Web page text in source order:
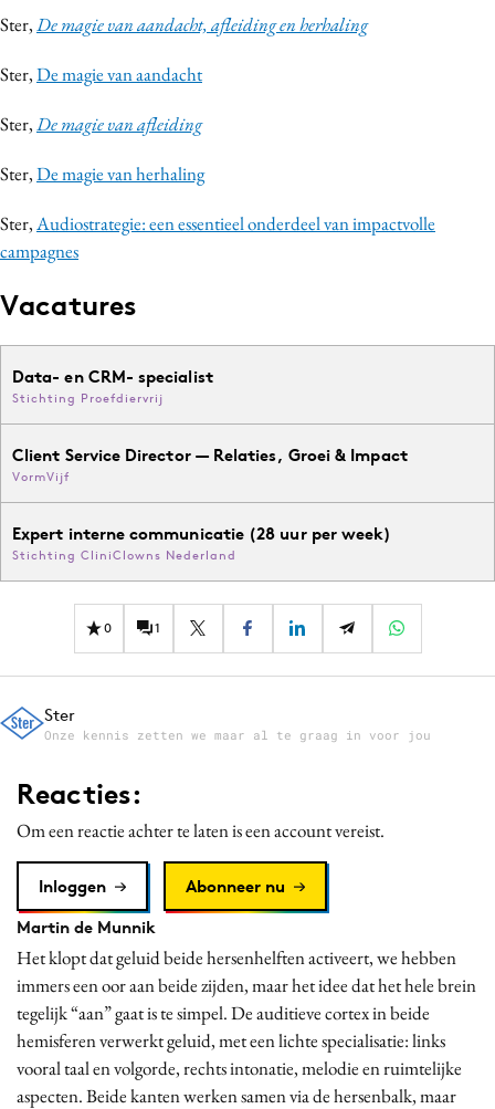
Ster,De magie van aandacht, afleiding en herhaling
Ster,De magie van aandacht
Ster,De magie van afleiding
Ster,De magie van herhaling
Ster,Audiostrategie: een essentieel onderdeel van impactvolle
campagnes
Vacatures
Data- en CRM- specialist
Stichting Proefdiervrij
Client Service Director — Relaties, Groei & Impact
VormVijf
Expert interne communicatie (28 uur per week)
Stichting CliniClowns Nederland
0 1
Ster
Onze kennis zetten we maar al te graag in voor jou
Reacties:
Om een reactie achter te laten is een account vereist.
Inloggen
Abonneer nu
Martin de Munnik
Het klopt dat geluid beide hersenhelften activeert, we hebben
immers een oor aan beide zijden, maar het idee dat het hele brein
tegelijk “aan” gaat is te simpel. De auditieve cortex in beide
hemisferen verwerkt geluid, met een lichte specialisatie: links
vooral taal en volgorde, rechts intonatie, melodie en ruimtelijke
aspecten. Beide kanten werken samen via de hersenbalk, maar